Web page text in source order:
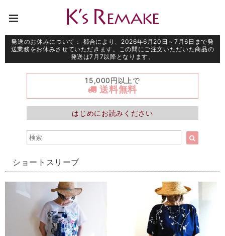
発送のお休みについて： 都合により、2026年6月20日～7月6日まで発
送業務をお休みさせていただきます。この間にご注文いただいた商品の
発送は7月7以降となります。
15,000円以上で
送料無料
はじめにお読みください
ショートスリーブ